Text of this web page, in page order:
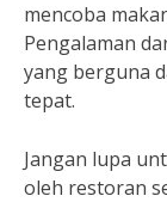
mencoba
Pengalaman
yang berguna
tepat.
Jangan lupa
oleh restoran